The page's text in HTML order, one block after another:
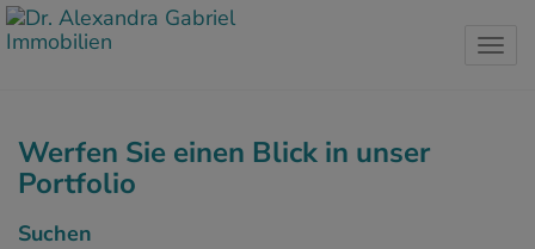
Werfen Sie einen Blick in unser
Portfolio
Suchen